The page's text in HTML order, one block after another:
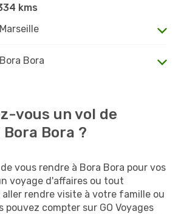
kms
Bora
vous un vol de
Bora ?
vous rendre à Bora Bora pour vos
voyage d'affaires ou tout
rendre visite à votre famille ou
pouvez compter sur GO Voyages